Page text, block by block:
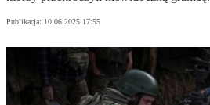
Publikacja: 10.06.2025 17:55